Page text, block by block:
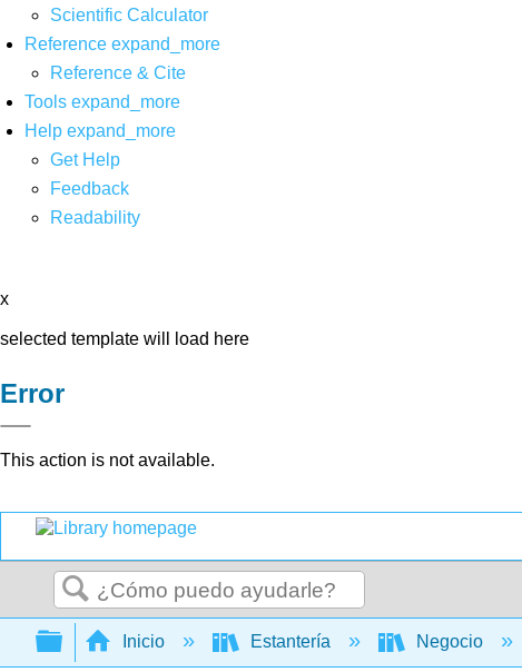
Scientific Calculator
Reference expand_more
Reference & Cite
Tools expand_more
Help expand_more
Get Help
Feedback
Readability
x
selected template will load here
Error
This action is not available.
Buscar
Expandir/contraer jerarquía global
Inicio Estantería Negocio